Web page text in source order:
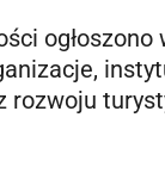
rozwoju